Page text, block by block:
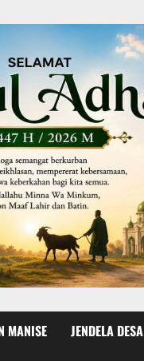
MANISE
JENDELA DESA